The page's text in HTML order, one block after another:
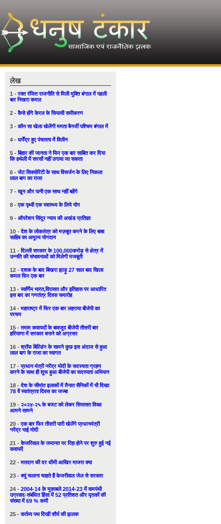
लेख
1 -रक्त रंजित राजनीति से मिली मुक्ति बंगाल में पहली
बार निखरा कमल
2 -कैसे होंगे केरल के सियासी समीकरण
3 -कौन सा खेला खेलेंगी ममता बैनर्जी पश्चिम बंगाल में
4 - धर्मेंद्र हुए पंचतत्व में विलीन
5 -बिहार की जानता ने फिर एक बार साबित कर दिया
कि हथेली में सरसों नहीं उगाया जा सकता
6 -जेट सिक्योरिटी के साथ विसर्जन के लिए निकला
लाल बाग का राजा
7 -खून और पानी एक साथ नहीं बहेंगे
8 -एक पृथ्वी एक स्वास्थ्य के लिये योग
9 - ऑपरेशन सिंदूर न्याय की अखंड प्रतिज्ञा
10 -देश के लोकतंत्र को मज़बूत करने के लिए बाबा
साहिब का अमूल्य योगदान
11 -दिल्ली सरकार के 100,000करोड़ से क्षेत्र में
उन्नति की संभावनाओं को मिलेगी मजबूती
12 -दशक के बाद बिखरा झाड़ू 27 साल बाद खिला
कमल फिर एक बार
13 -स्वर्णिम भारत,विरासत और इतिहास पर आधारित
इस बार का गणतंत्र दिवस समारोह
14 -महाराष्ट्र में फिर एक बार लहराया बीजेपी का
परचम
15 -तमाम कवायदों के बावजूद बीजेपी तीसरी बार
हरियाणा में सरकार बनाने को अग्रसर
16 -श्रॉफ बिल्डिंग के सामने कुछ इस अंदाज से हुआ
लाल बाग के राजा का स्वागत
17 -प्रधान मंत्री नरेंद्र मोदी के सदस्यता ग्रहण
करने के साथ ही शुरू हुआ बीजेपी का सदस्यता अभियान
18 -देश के सीमांत इलाकों में तैनात सैनिकों में भी दिखा
78 वें स्वतंत्रता दिवस का जज्बा
19 - २०२४-२५ के बजट को लेकर सियासत विपक्ष
आमने सामने
20 -एक बार फिर तीसरी पारी खेलेंगे प्रधानमंत्री
नरेंद्र भाई मोदी
21 -केजरिवाल के जमानत पर रिहा होने पर शुरु हुई नई
कवायदें
22 -मतदान की दर धीमी आखिर माजरा क्या
23 -क्यूं चलाना चाहते हैं केजरीवाल जेल से सरकार
24 - 2004-14 के मुकाबले 2014-23 में वामपंथी
उग्रवाद-संबंधित हिंसा में 52 प्रतिशत और मृतकों की
संख्या में 69 % कमी
25 -कर्तव्य पथ दिखी शौर्य की झलक